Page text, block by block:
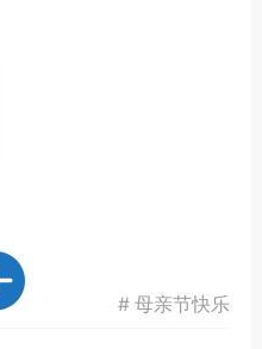
】？
）
通：内经视角
要义
#母亲节快乐